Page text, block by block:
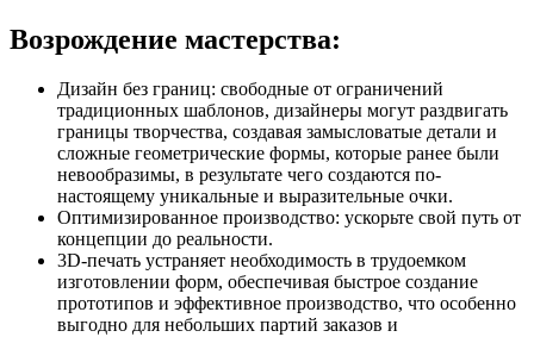
Возрождение мастерства:
Дизайн без границ: свободные от ограничений
традиционных шаблонов, дизайнеры могут раздвигать
границы творчества, создавая замысловатые детали и
сложные геометрические формы, которые ранее были
невообразимы, в результате чего создаются по-
настоящему уникальные и выразительные очки.
Оптимизированное производство: ускорьте свой путь от
концепции до реальности.
3D-печать устраняет необходимость в трудоемком
изготовлении форм, обеспечивая быстрое создание
прототипов и эффективное производство, что особенно
выгодно для небольших партий заказов и